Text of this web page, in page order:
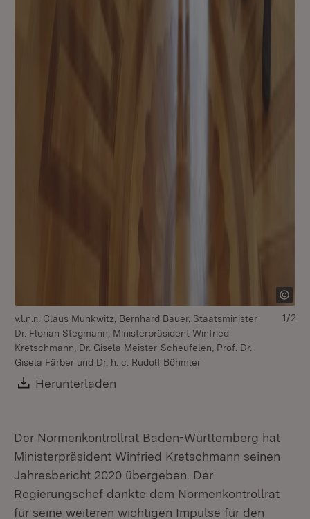
v.l.n.r.: Claus Munkwitz, Bernhard Bauer, Staatsminister
Dr. Florian Stegmann, Ministerpräsident Winfried
Kretschmann, Dr. Gisela Meister-Scheufelen, Prof. Dr.
Gisela Färber und Dr. h. c. Rudolf Böhmler
Download:
Herunterladen
1/2
Der Normenkontrollrat Baden-Württemberg hat
Ministerpräsident Winfried Kretschmann seinen
Jahresbericht 2020 übergeben. Der
Regierungschef dankte dem Normenkontrollrat
für seine weiteren wichtigen Impulse für den